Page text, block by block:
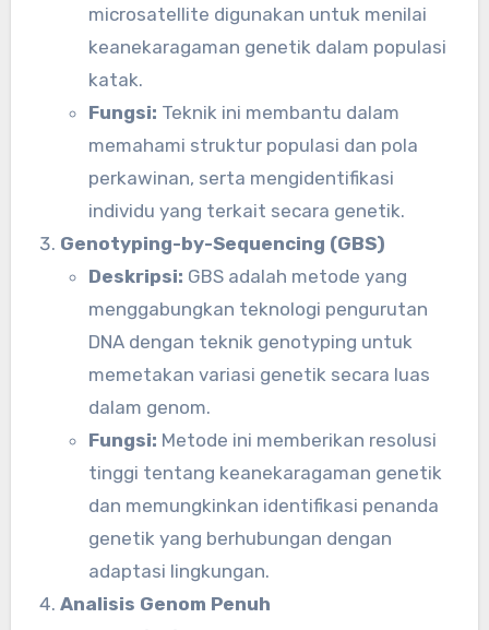
microsatellite digunakan untuk menilai
keanekaragaman genetik dalam populasi
katak.
Fungsi: Teknik ini membantu dalam
memahami struktur populasi dan pola
perkawinan, serta mengidentifikasi
individu yang terkait secara genetik.
Genotyping-by-Sequencing (GBS)
Deskripsi: GBS adalah metode yang
menggabungkan teknologi pengurutan
DNA dengan teknik genotyping untuk
memetakan variasi genetik secara luas
dalam genom.
Fungsi: Metode ini memberikan resolusi
tinggi tentang keanekaragaman genetik
dan memungkinkan identifikasi penanda
genetik yang berhubungan dengan
adaptasi lingkungan.
Analisis Genom Penuh